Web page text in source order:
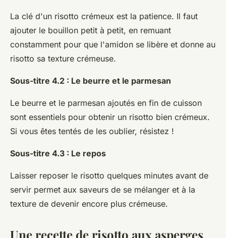
La clé d'un risotto crémeux est la patience. Il faut
ajouter le bouillon petit à petit, en remuant
constamment pour que l'amidon se libère et donne au
risotto sa texture crémeuse.
Sous-titre 4.2 : Le beurre et le parmesan
Le beurre et le parmesan ajoutés en fin de cuisson
sont essentiels pour obtenir un risotto bien crémeux.
Si vous êtes tentés de les oublier, résistez !
Sous-titre 4.3 : Le repos
Laisser reposer le risotto quelques minutes avant de
servir permet aux saveurs de se mélanger et à la
texture de devenir encore plus crémeuse.
Une recette de risotto aux asperges